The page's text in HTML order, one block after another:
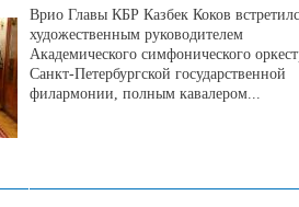
Врио Главы КБР Казбек Коков
художественным руководителем
Академического симфонического
Санкт-Петербургской государственной
филармонии, полным кавалером...